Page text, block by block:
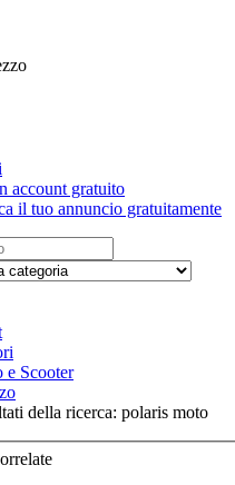
account gratuito
il tuo annuncio gratuitamente
e Scooter
della ricerca: polaris moto